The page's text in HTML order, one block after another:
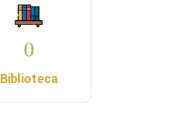
0
Biblioteca